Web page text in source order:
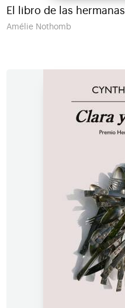
El libro de las hermanas
Amélie Nothomb